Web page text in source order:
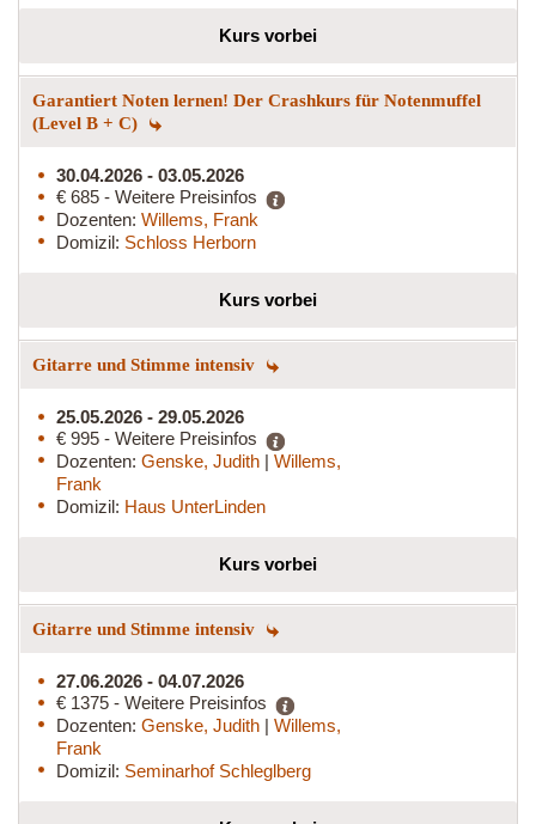
Kurs vorbei
Garantiert Noten lernen! Der Crashkurs für Notenmuffel
(Level B + C)
30.04.2026 - 03.05.2026
€ 685 - Weitere Preisinfos
Dozenten: Willems, Frank
Domizil: Schloss Herborn
Kurs vorbei
Gitarre und Stimme intensiv
25.05.2026 - 29.05.2026
€ 995 - Weitere Preisinfos
Dozenten: Genske, Judith | Willems,
Frank
Domizil: Haus UnterLinden
Kurs vorbei
Gitarre und Stimme intensiv
27.06.2026 - 04.07.2026
€ 1375 - Weitere Preisinfos
Dozenten: Genske, Judith | Willems,
Frank
Domizil: Seminarhof Schleglberg